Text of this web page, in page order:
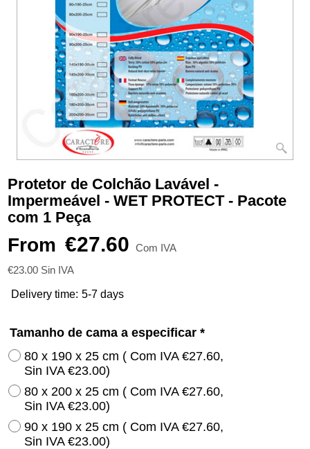
Protetor de Colchão Lavável -
Impermeável - WET PROTECT - Pacote
com 1 Peça
From €27.60
Com IVA
€23.00 Sin IVA
Delivery time: 5-7 days
Tamanho de cama a especificar *
80 x 190 x 25 cm ( Com IVA €27.60,
Sin IVA €23.00)
80 x 200 x 25 cm ( Com IVA €27.60,
Sin IVA €23.00)
90 x 190 x 25 cm ( Com IVA €27.60,
Sin IVA €23.00)